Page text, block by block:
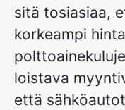
sitä tosiasiaa,
korkeampi
loistava
että